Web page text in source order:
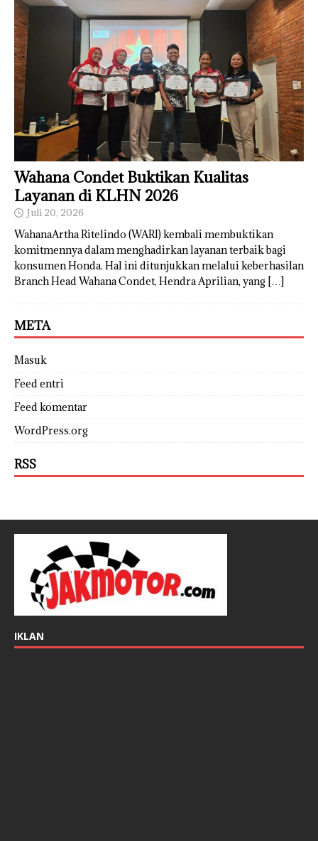
Wahana Condet Buktikan Kualitas
Layanan di KLHN 2026
Juli 20, 2026
WahanaArtha Ritelindo (WARI) kembali membuktikan
komitmennya dalam menghadirkan layanan terbaik bagi
konsumen Honda. Hal ini ditunjukkan melalui keberhasilan
Branch Head Wahana Condet, Hendra Aprilian, yang […]
META
Masuk
Feed entri
Feed komentar
WordPress.org
RSS
IKLAN